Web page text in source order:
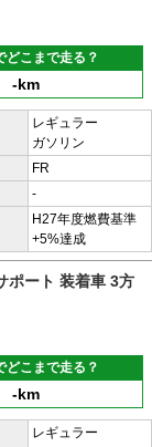
どこまで走る？
-km
レギュラー
ガソリン
FR
-
H27年度燃費基準
+5%達成
ポート 装着車 3方
どこまで走る？
-km
レギュラー